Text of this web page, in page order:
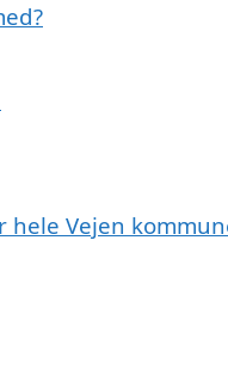
hele Vejen